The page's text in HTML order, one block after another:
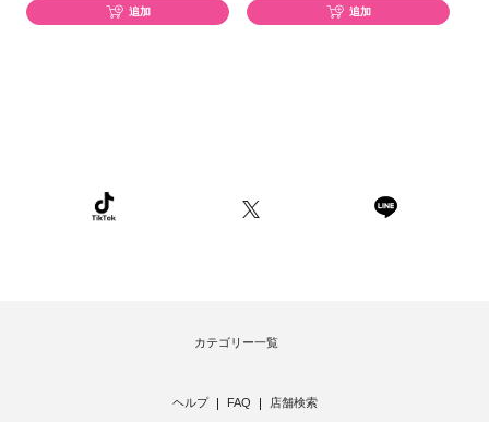
追加 追加
カテゴリー一覧
ヘルプ FAQ 店舗検索